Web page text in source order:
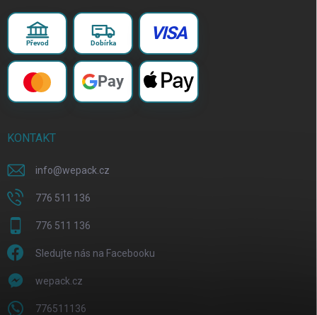
Převod Dobírka VISA
Pay
KONTAKT
info@wepack.cz
776 511 136
776 511 136
Sledujte nás na Facebooku
wepack.cz
776511136